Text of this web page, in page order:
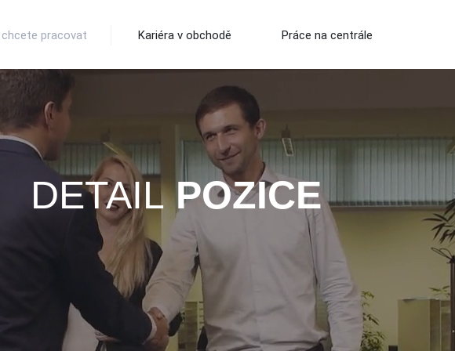
chcete pracovat Kariéra v obchodě Práce na centrále
DETAILPOZICE